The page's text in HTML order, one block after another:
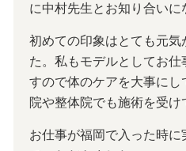
に中村先生とお知り合いに
初めての印象はとても元気
た。私もモデルとしてお仕
すので体のケアを大事に
院や整体院でも施術を受け
お仕事が福岡で入った時